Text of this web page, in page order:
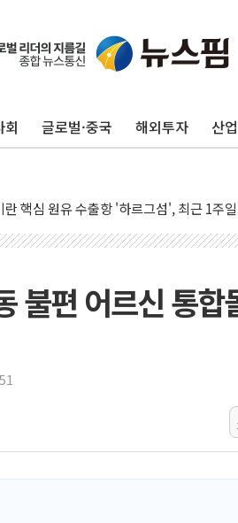
회 글로벌·중국 해외투자 산업
럽증시, 美 고용 예상 밖 부진에 연준 금리
미 연준 매파 기세 꺾이나…고용 감소에 9월
럼프, 백신·자폐증 행정명령 검토…"이르
항소법원, 백악관 무도회장 공사 중단 명
고용 쇼크에 엔화 장중 급등…시장은 "또
MY 뉴스] 뉴욕 반도체주 프리뷰...美 고
합] 美 7월 고용 2만3000명 감소 '쇼크'…9
진] 이슬람 수니파 3개국, 공동방위협정
특정 정치인 측근 포항시 정책특보 내정설...
"해남 태양광, 대한민국 다음 100년 밑거
불편 어르신 통합